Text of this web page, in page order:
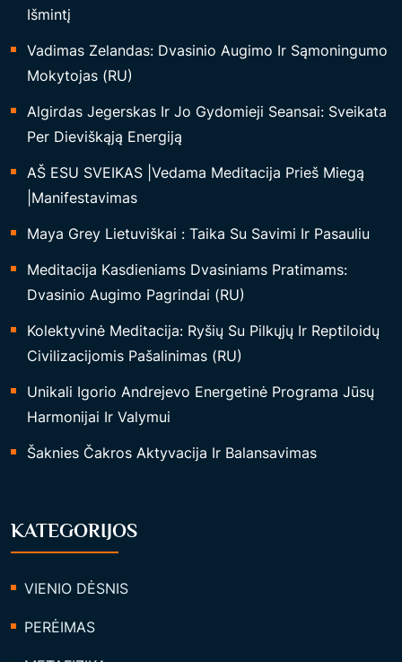
Išmintį
Vadimas Zelandas: Dvasinio Augimo Ir Sąmoningumo
Mokytojas (RU)
Algirdas Jegerskas Ir Jo Gydomieji Seansai: Sveikata
Per Dieviškąją Energiją
AŠ ESU SVEIKAS |Vedama Meditacija Prieš Miegą
|Manifestavimas
Maya Grey Lietuviškai : Taika Su Savimi Ir Pasauliu
Meditacija Kasdieniams Dvasiniams Pratimams:
Dvasinio Augimo Pagrindai (RU)
Kolektyvinė Meditacija: Ryšių Su Pilkųjų Ir Reptiloidų
Civilizacijomis Pašalinimas (RU)
Unikali Igorio Andrejevo Energetinė Programa Jūsų
Harmonijai Ir Valymui
Šaknies Čakros Aktyvacija Ir Balansavimas
KATEGORIJOS
VIENIO DĖSNIS
PERĖIMAS